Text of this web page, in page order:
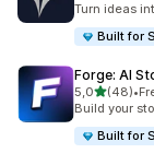
Turn ideas
Built for
Forge: AI
5,0/ 5 tähteä
(48)
48 •
Build your
Built for